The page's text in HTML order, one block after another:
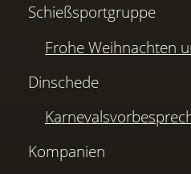
Schießsportgruppe
Frohe Weihnachten
Dinschede
Kompanien